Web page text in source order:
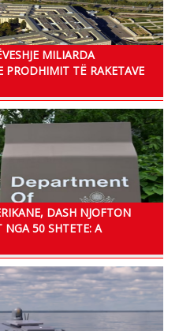
MILIARDA
PRODHIMIT TË RAKETAVE
DASH NJOFTON
50 SHTETE: A